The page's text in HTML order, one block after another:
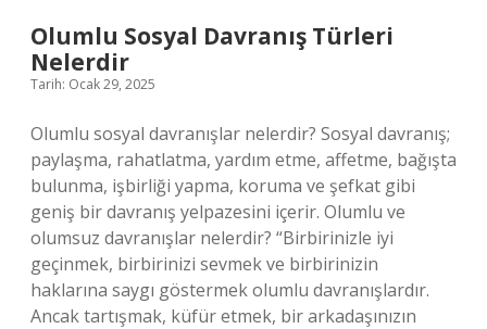
Olumlu Sosyal Davranış Türleri
Nelerdir
Tarih: Ocak 29, 2025
Olumlu sosyal davranışlar nelerdir? Sosyal davranış;
paylaşma, rahatlatma, yardım etme, affetme, bağışta
bulunma, işbirliği yapma, koruma ve şefkat gibi
geniş bir davranış yelpazesini içerir. Olumlu ve
olumsuz davranışlar nelerdir? “Birbirinizle iyi
geçinmek, birbirinizi sevmek ve birbirinizin
haklarına saygı göstermek olumlu davranışlardır.
Ancak tartışmak, küfür etmek, bir arkadaşınızın